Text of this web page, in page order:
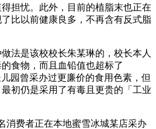
担忧。此外，目前的植脂末也正在
了比以前健康良多，不再含有反式脂
是该校校长朱某琳的，校长本人
食物，而且血铅值也超标了
儿园曾采办过更廉价的食用色素，但
初仍是采用了有毒且更贵的「工业
费者正在本地蜜雪冰城某店采办